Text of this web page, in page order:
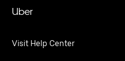
Uber
Visit Help Center